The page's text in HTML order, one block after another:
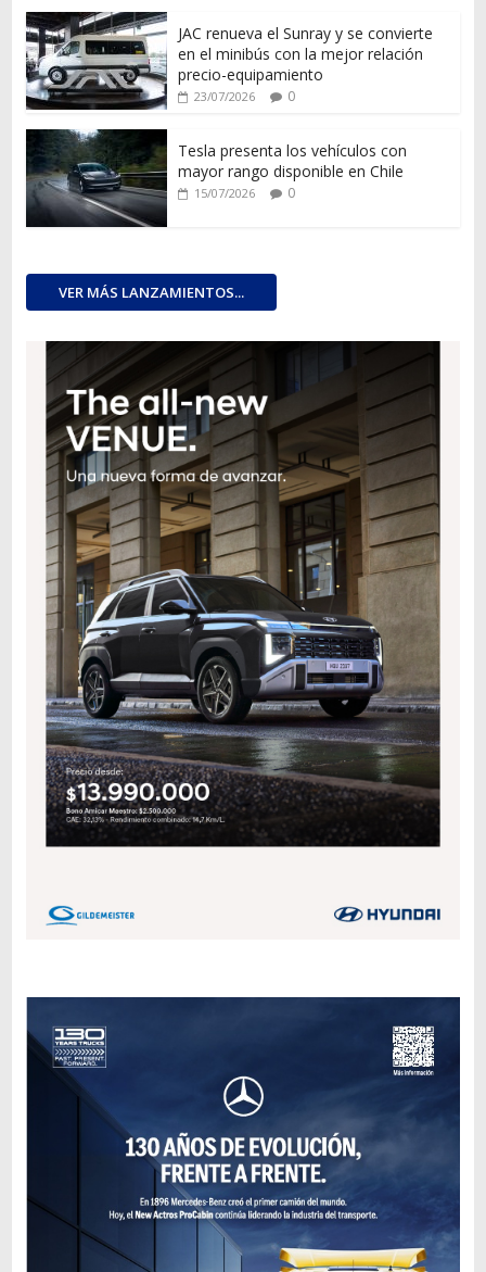
JAC renueva el Sunray y se convierte
en el minibús con la mejor relación
precio-equipamiento
23/07/2026 0
Tesla presenta los vehículos con
mayor rango disponible en Chile
15/07/2026 0
VER MÁS LANZAMIENTOS...